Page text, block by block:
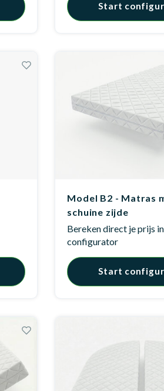
Start
Model B2 - Matras
schuine zijde
Bereken direct je prijs
configurator
Start